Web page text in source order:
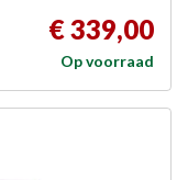
€ 339,00
Op voorraad